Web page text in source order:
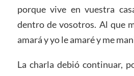
porque vive en vuestra
dentro de vosotros. Al que
amará y yo le amaré y me
La charla debió continuar,